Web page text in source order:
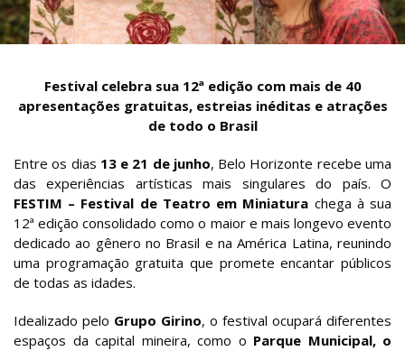
Festival celebra sua 12ª edição com mais de 40
apresentações gratuitas, estreias inéditas e atrações
de todo o Brasil
Entre os dias 13 e 21 de junho, Belo Horizonte recebe uma
das experiências artísticas mais singulares do país. O
FESTIM – Festival de Teatro em Miniatura chega à sua
12ª edição consolidado como o maior e mais longevo evento
dedicado ao gênero no Brasil e na América Latina, reunindo
uma programação gratuita que promete encantar públicos
de todas as idades.
Idealizado pelo Grupo Girino, o festival ocupará diferentes
espaços da capital mineira, como o Parque Municipal, o